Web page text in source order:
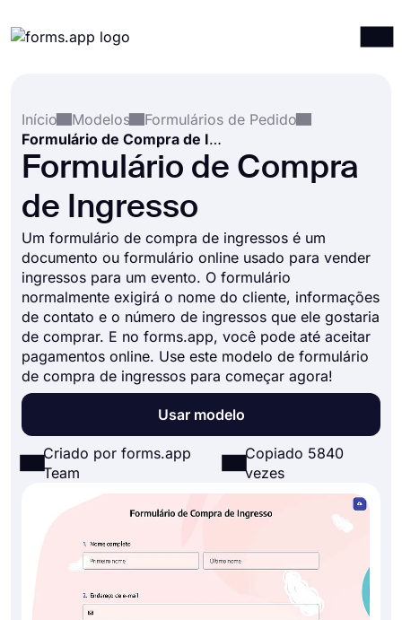
Integrações
Modelos
Recursos
Início
Modelos
Formulários de Pedido
Formulário de Compra de Ingresso
Formulário de Compra
de Ingresso
Um formulário de compra de ingressos é um
documento ou formulário online usado para vender
ingressos para um evento. O formulário
normalmente exigirá o nome do cliente, informações
de contato e o número de ingressos que ele gostaria
de comprar. E no forms.app, você pode até aceitar
pagamentos online. Use este modelo de formulário
de compra de ingressos para começar agora!
Usar modelo
Criado por forms.app
Team
Copiado 5840
vezes